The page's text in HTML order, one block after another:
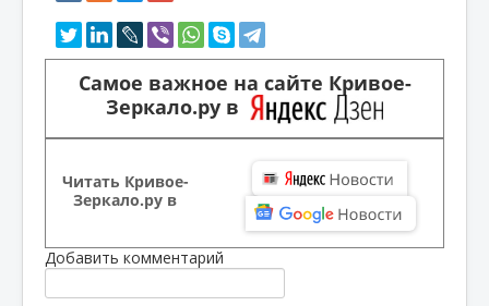
Самое важное на сайте Кривое-
Зеркало.ру в
Читать Кривое-
Зеркало.ру в
Добавить комментарий